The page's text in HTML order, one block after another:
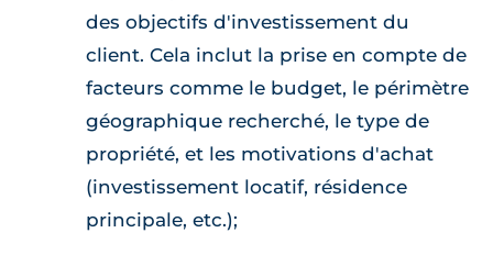
des objectifs d'investissement du
client. Cela inclut la prise en compte de
facteurs comme le budget, le périmètre
géographique recherché, le type de
propriété, et les motivations d'achat
(investissement locatif, résidence
principale, etc.);